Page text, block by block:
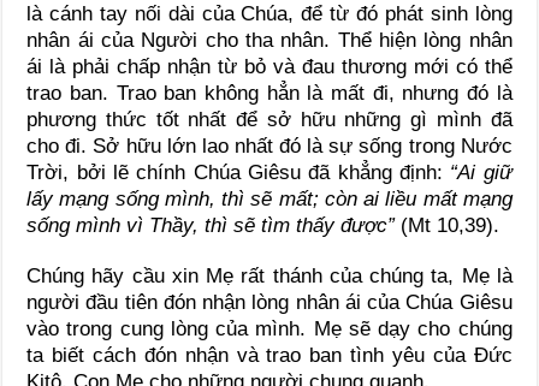
là cánh tay nối dài của Chúa, để từ đó phát sinh lòng
nhân ái của Người cho tha nhân. Thể hiện lòng nhân
ái là phải chấp nhận từ bỏ và đau thương mới có thể
trao ban. Trao ban không hẳn là mất đi, nhưng đó là
phương thức tốt nhất để sở hữu những gì mình đã
cho đi. Sở hữu lớn lao nhất đó là sự sống trong Nước
Trời, bởi lẽ chính Chúa Giêsu đã khẳng định: “Ai giữ
lấy mạng sống mình, thì sẽ mất; còn ai liều mất mạng
sống mình vì Thầy, thì sẽ tìm thấy được”(Mt 10,39).
Chúng hãy cầu xin Mẹ rất thánh của chúng ta, Mẹ là
người đầu tiên đón nhận lòng nhân ái của Chúa Giêsu
vào trong cung lòng của mình. Mẹ sẽ dạy cho chúng
ta biết cách đón nhận và trao ban tình yêu của Đức